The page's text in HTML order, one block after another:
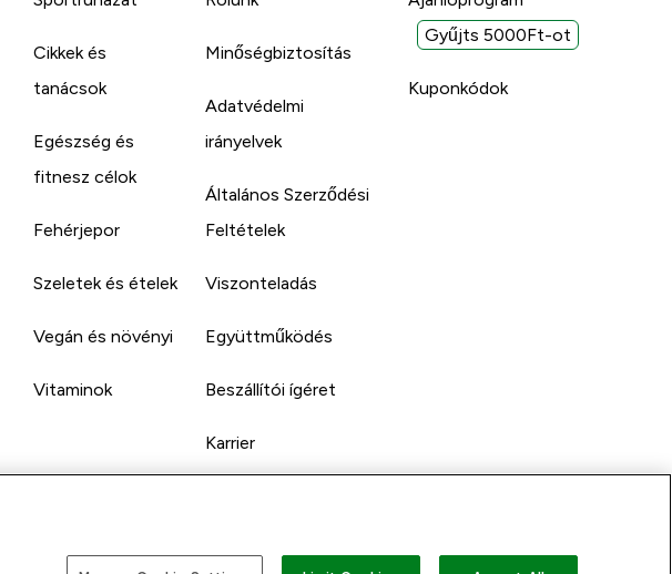
Cikkek és
tanácsok
Egészség és
fitnesz célok
Fehérjepor
Szeletek és ételek
Vegán és növényi
Vitaminok
Minőségbiztosítás
Adatvédelmi
irányelvek
Általános Szerződési
Feltételek
Viszonteladás
Együttműködés
Beszállítói ígéret
Karrier
Gyűjts 5000Ft-ot
Kuponkódok